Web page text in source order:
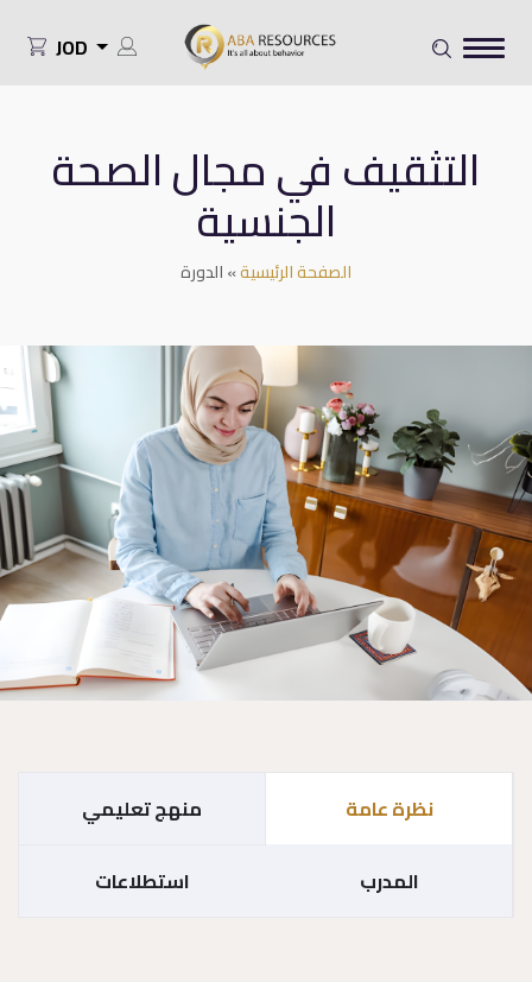
JOD
التثقيف في مجال الصحة
الجنسية
الصفحة الرئيسية»الدورة
نظرة عامة منهج تعليمي
المدرب استطلاعات